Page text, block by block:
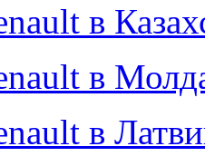
в
в
в